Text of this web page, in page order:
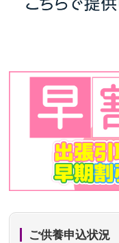
ご供養申込状況